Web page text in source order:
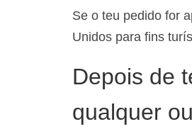
Se o teu pedido for
Unidos para fins
Depois de
qualquer